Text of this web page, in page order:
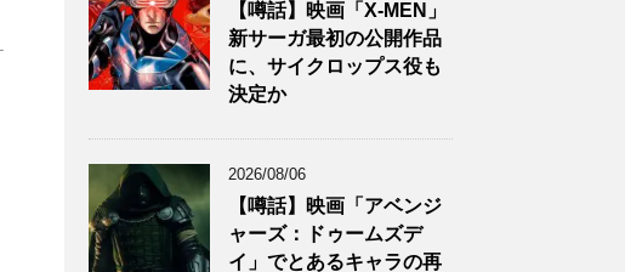
【噂話】映画「X-MEN」
新サーガ最初の公開作品
に、サイクロップス役も
決定か
2026/08/06
【噂話】映画「アベンジ
ャーズ：ドゥームズデ
イ」でとあるキャラの再